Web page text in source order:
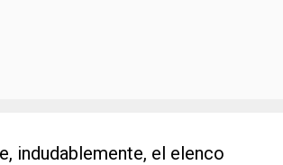
indudablemente, el elenco